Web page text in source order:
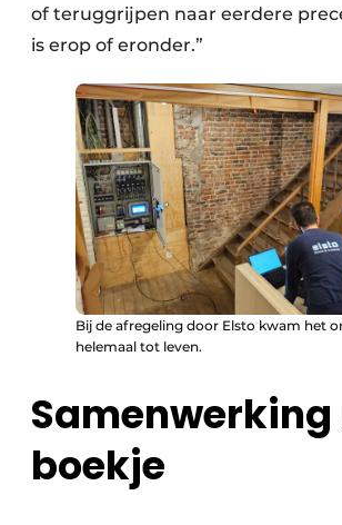
of teruggrijpen naar eerdere
is erop of eronder.”
Bij de afregeling door Elsto kwam het
helemaal tot leven.
boekje